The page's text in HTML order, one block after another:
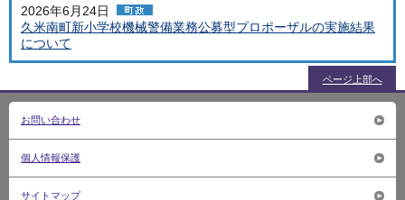
2026年6月24日
久米南町新小学校機械警備業務公募型プロポーザルの実施結果
について
ページ上部へ
お問い合わせ
個人情報保護
サイトマップ